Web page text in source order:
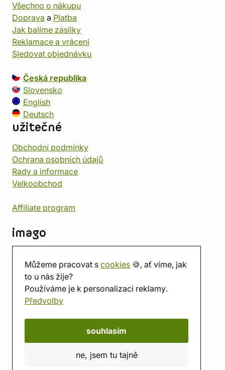
Můžeme pracovat s cookies 🍪, ať víme, jak
to u nás žije?
Používáme je k personalizaci reklamy.
Předvolby
souhlasím
ne, jsem tu tajně
Všechno o nákupu
Doprava a Platba
Jak balíme zásilky
Reklamace a vrácení
Sledovat objednávku
Česká republika
Slovensko
English
Deutsch
užitečné
Obchodní podmínky
Ochrana osobních údajů
Rady a informace
Velkoobchod
Affiliate program
imago
Prodejna
Herna
O nás
Hodnocení obchodu